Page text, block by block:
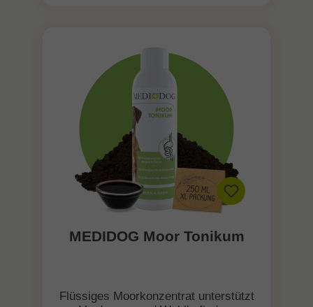
MEDIDOG Moor Tonikum
Flüssiges Moorkonzentrat unterstützt